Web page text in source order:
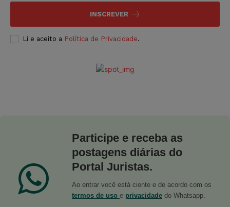
INSCREVER
Li e aceito a Política de Privacidade.
Participe e receba as
postagens diárias do
Portal Juristas.
Ao entrar você está ciente e de acordo com os
termos de uso e privacidade do Whatsapp.